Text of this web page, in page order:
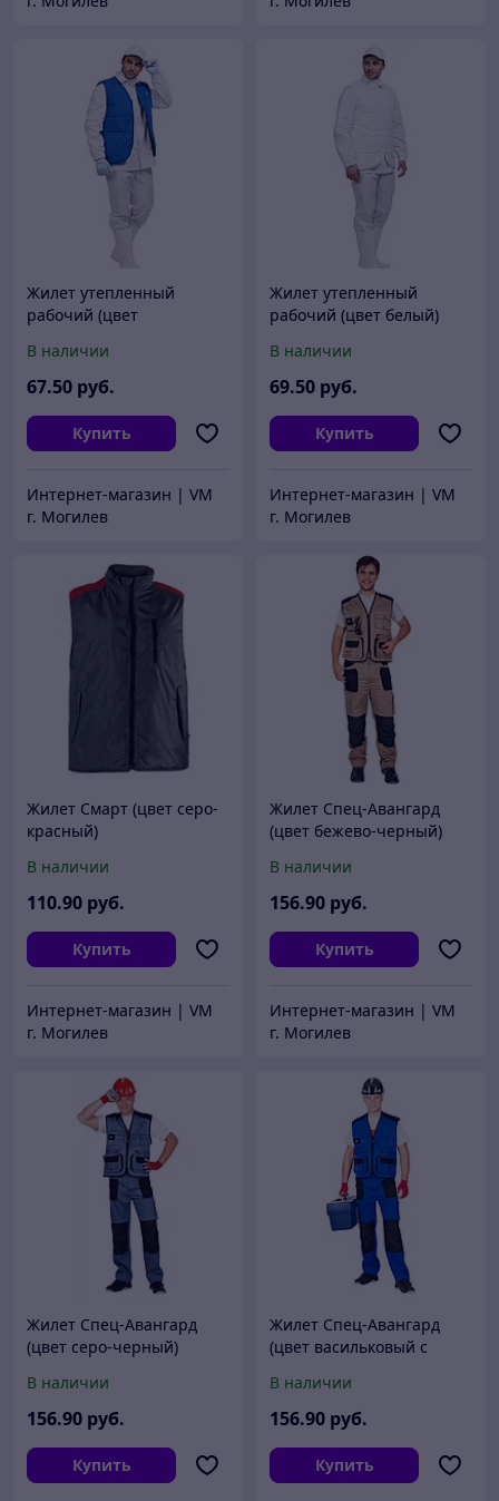
Жилет утепленный
рабочий (цвет
В наличии
67.50 руб.
Купить
Интернет-магазин | VM
г. Могилев
Жилет утепленный
рабочий (цвет белый)
В наличии
69.50 руб.
Купить
Интернет-магазин | VM
г. Могилев
Жилет Смарт (цвет серо-
красный)
В наличии
110.90 руб.
Купить
Интернет-магазин | VM
г. Могилев
Жилет Спец-Авангард
(цвет бежево-черный)
В наличии
156.90 руб.
Купить
Интернет-магазин | VM
г. Могилев
Жилет Спец-Авангард
(цвет серо-черный)
В наличии
156.90 руб.
Купить
Жилет Спец-Авангард
(цвет васильковый с
В наличии
156.90 руб.
Купить